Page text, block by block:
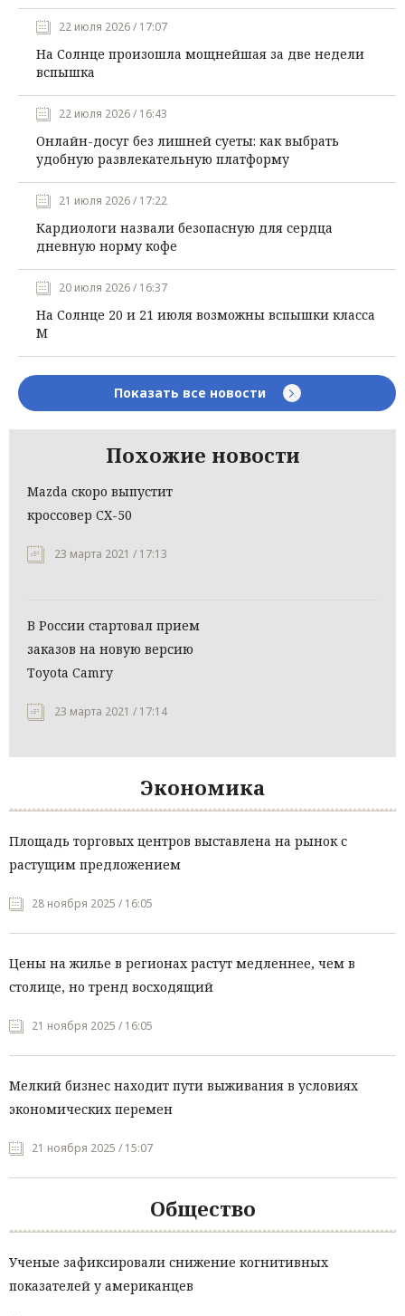
22 июля 2026 / 17:07
На Солнце произошла мощнейшая за две недели
вспышка
22 июля 2026 / 16:43
Онлайн-досуг без лишней суеты: как выбрать
удобную развлекательную платформу
21 июля 2026 / 17:22
Кардиологи назвали безопасную для сердца
дневную норму кофе
20 июля 2026 / 16:37
На Солнце 20 и 21 июля возможны вспышки класса
М
Показать все новости
Похожие новости
Mazda скоро выпустит
кроссовер CX-50
23 марта 2021 / 17:13
В России стартовал прием
заказов на новую версию
Тoyota Camry
23 марта 2021 / 17:14
Экономика
Площадь торговых центров выставлена на рынок с
растущим предложением
28 ноября 2025 / 16:05
Цены на жилье в регионах растут медленнее, чем в
столице, но тренд восходящий
21 ноября 2025 / 16:05
Мелкий бизнес находит пути выживания в условиях
экономических перемен
21 ноября 2025 / 15:07
Общество
Ученые зафиксировали снижение когнитивных
показателей у американцев